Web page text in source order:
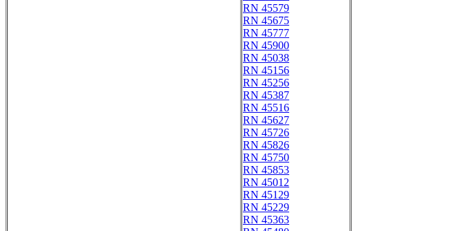
RN 45579
RN 45675
RN 45777
RN 45900
RN 45038
RN 45156
RN 45256
RN 45387
RN 45516
RN 45627
RN 45726
RN 45826
RN 45750
RN 45853
RN 45012
RN 45129
RN 45229
RN 45363